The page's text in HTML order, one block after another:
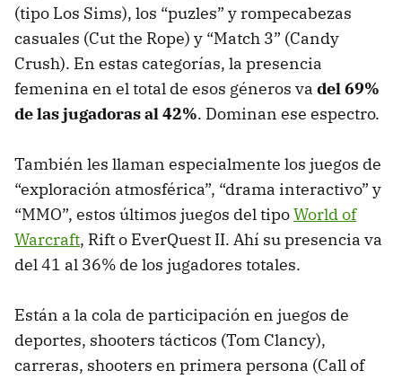
(tipo Los Sims), los “puzles” y rompecabezas
casuales (Cut the Rope) y “Match 3” (Candy
Crush). En estas categorías, la presencia
femenina en el total de esos géneros va del 69%
de las jugadoras al 42%. Dominan ese espectro.
También les llaman especialmente los juegos de
“exploración atmosférica”, “drama interactivo” y
“MMO”, estos últimos juegos del tipoWorld of
Warcraft, Rift o EverQuest II. Ahí su presencia va
del 41 al 36% de los jugadores totales.
Están a la cola de participación en juegos de
deportes, shooters tácticos (Tom Clancy),
carreras, shooters en primera persona (Call of